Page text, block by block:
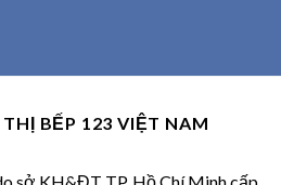
BẾP 123 VIỆT NAM